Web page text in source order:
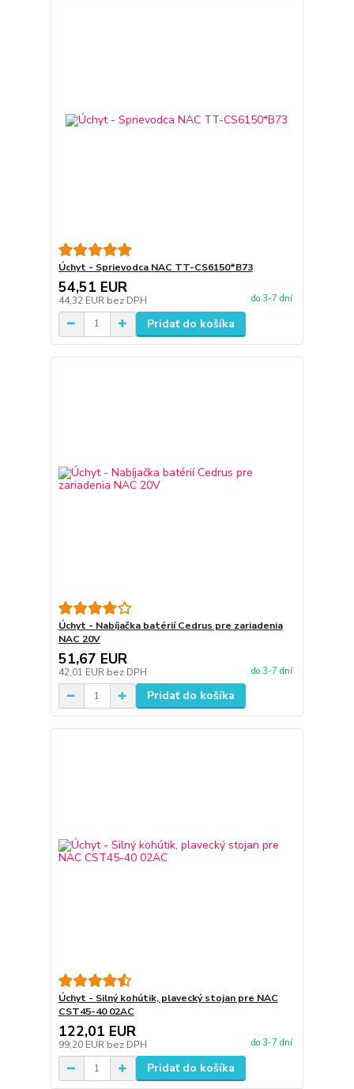
Úchyt - Sprievodca NAC TT-CS6150*B73
54,51 EUR
44,32 EUR bez DPH do 3-7 dní
Pridať do košíka
Úchyt - Nabíjačka batérií Cedrus pre zariadenia
NAC 20V
51,67 EUR
42,01 EUR bez DPH do 3-7 dní
Pridať do košíka
Úchyt - Silný kohútik, plavecký stojan pre NAC
CST45-40 02AC
122,01 EUR
99,20 EUR bez DPH do 3-7 dní
Pridať do košíka